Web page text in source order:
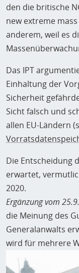
den die britische
new extreme
anderem, weil es
Das IPT
Einhaltung der
Sicherheit
Sicht falsch und
allen EU-Ländern
Die Entscheidung
erwartet,
2020.
Ergänzung vom
die Meinung des
Generalanwalts
wird für mehrere